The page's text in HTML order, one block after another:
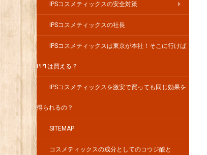
IPSコスメティックスの安全対策
IPSコスメティックスの社長
IPSコスメティックスは東京が本社！そこに行けば
PP1は買える？
IPSコスメティックスを激安で買っても同じ効果を
得られるの？
SITEMAP
コスメティックスの成分としてのコウジ酸と